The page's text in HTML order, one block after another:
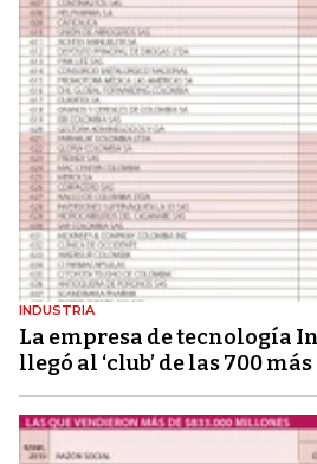
INDUSTRIA
La empresa de tecnología
llegó al ‘club’ de las 700